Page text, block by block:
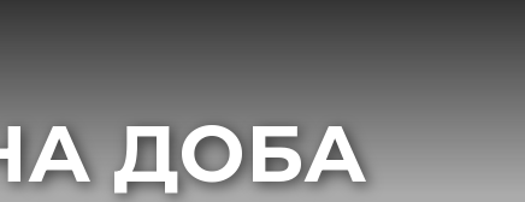
ДОБА